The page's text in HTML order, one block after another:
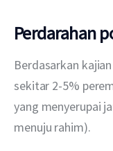
Perdarahan
Berdasarkan
sekitar 2-5%
yang menyerupai
menuju rahim).